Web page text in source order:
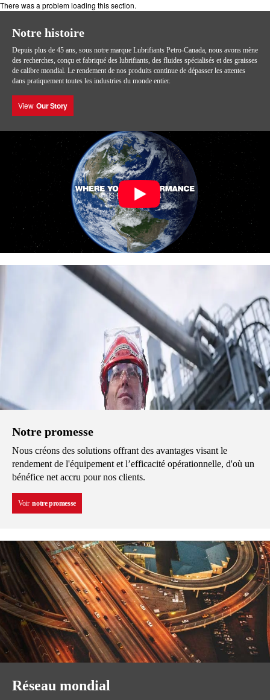
There was a problem loading this section.
Notre histoire
Depuis plus de 45 ans, sous notre marque Lubrifiants Petro-Canada, nous avons mène
des recherches, conçu et fabriqué des lubrifiants, des fluides spécialisés et des graisses
de calibre mondial. Le rendement de nos produits continue de dépasser les attentes
dans pratiquement toutes les industries du monde entier.
View Our Story
Notre promesse
Nous créons des solutions offrant des avantages visant le
rendement de l'équipement et l’efficacité opérationnelle, d'où un
bénéfice net accru pour nos clients.
Voir notre promesse
Réseau mondial